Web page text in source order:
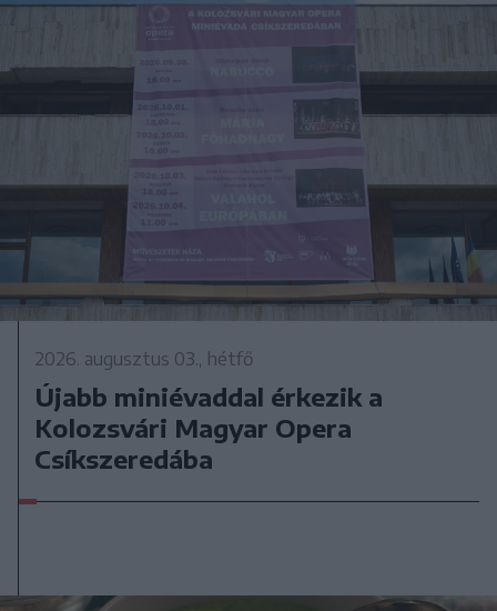
2026. augusztus 03., hétfő
Újabb miniévaddal érkezik a
Kolozsvári Magyar Opera
Csíkszeredába